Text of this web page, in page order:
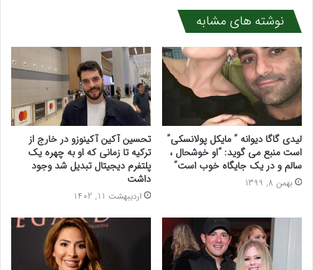
نوشته های مشابه
لیدی گاگا دیوانه ” مایکل پولانسکی”
است منبع می گوید: “او خوشحال ،
سالم و در یک جایگاه خوب است”
بهمن 8, 1399
تحسین آکین آکینوزو در خارج از
ترکیه تا زمانی که او به چهره یک
پلتفرم دیجیتال تبدیل شد وجود
داشت
اردیبهشت 11, 1402